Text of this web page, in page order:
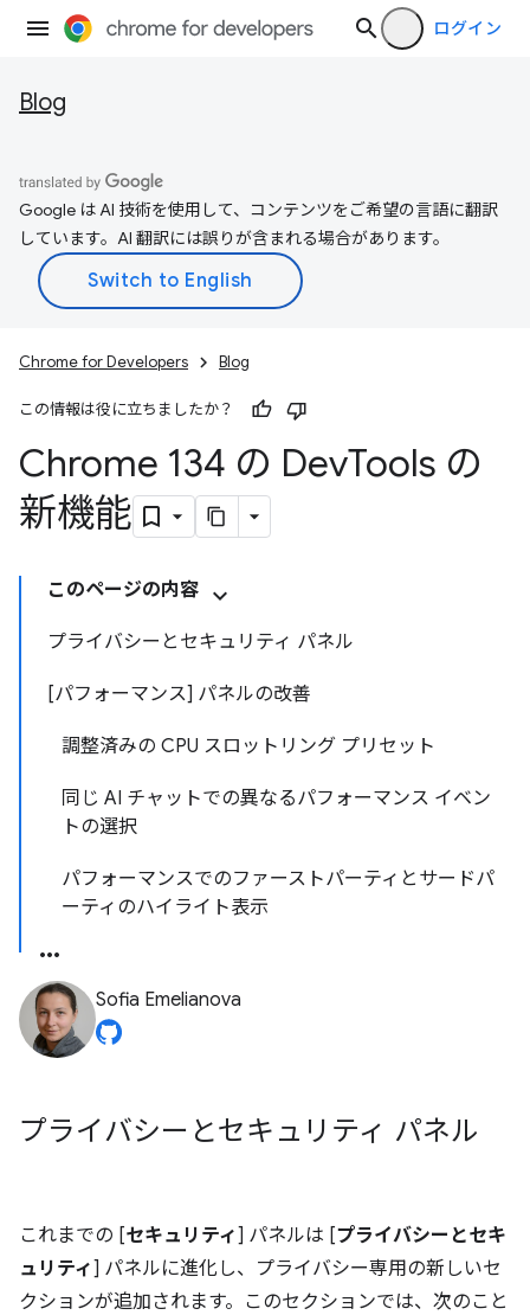
ログイン
Blog
Google は AI 技術を使用して、コンテンツをご希望の言語に翻訳
しています。AI 翻訳には誤りが含まれる場合があります。
Chrome for Developers Blog
この情報は役に立ちましたか？
Chrome 134 の DevTools の
新機能
このページの内容
プライバシーとセキュリティ パネル
[パフォーマンス] パネルの改善
調整済みの CPU スロットリング プリセット
同じ AI チャットでの異なるパフォーマンス イベン
トの選択
パフォーマンスでのファーストパーティとサードパ
ーティのハイライト表示
Sofia Emelianova
プライバシーとセキュリティ パネル
これまでの [セキュリティ ] パネルは [プライバシーとセキ
ュリティ ] パネルに進化し、プライバシー専用の新しいセ
クションが追加されます。このセクションでは、次のこと